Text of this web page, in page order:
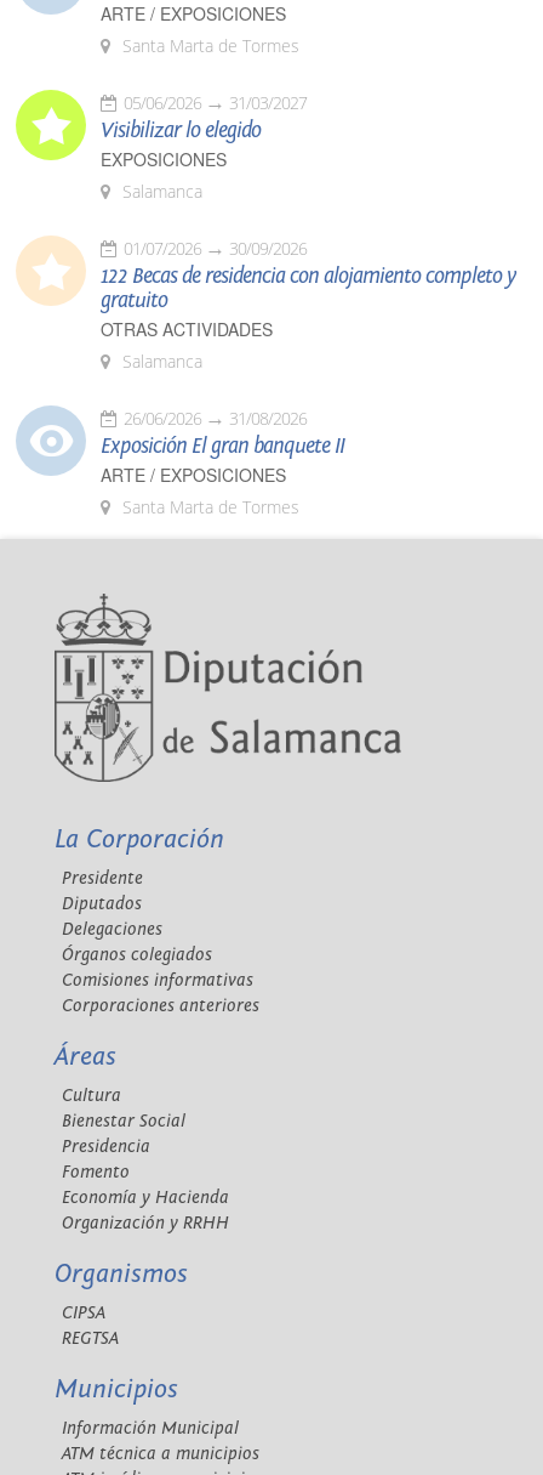
ARTE / EXPOSICIONES
Santa Marta de Tormes
05/06/2026 31/03/2027
Visibilizar lo elegido
EXPOSICIONES
Salamanca
01/07/2026 30/09/2026
122 Becas de residencia con alojamiento completo y
gratuito
OTRAS ACTIVIDADES
Salamanca
26/06/2026 31/08/2026
Exposición El gran banquete II
ARTE / EXPOSICIONES
Santa Marta de Tormes
La Corporación
Presidente
Diputados
Delegaciones
Órganos colegiados
Comisiones informativas
Corporaciones anteriores
Áreas
Cultura
Bienestar Social
Presidencia
Fomento
Economía y Hacienda
Organización y RRHH
Organismos
CIPSA
REGTSA
Municipios
Información Municipal
ATM técnica a municipios